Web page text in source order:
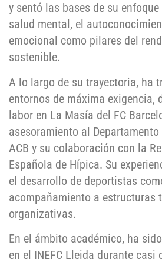
y sentó las bases de su
salud mental, el
emocional como pilares del
sostenible.
A lo largo de su trayectoria, ha
entornos de máxima exigencia,
labor en La Masía del FC
asesoramiento al
ACB y su colaboración con la
Española de Hípica. Su
el desarrollo de deportistas
acompañamiento a estructuras
organizativas.
En el ámbito académico, ha
en el INEFC Lleida durante casi